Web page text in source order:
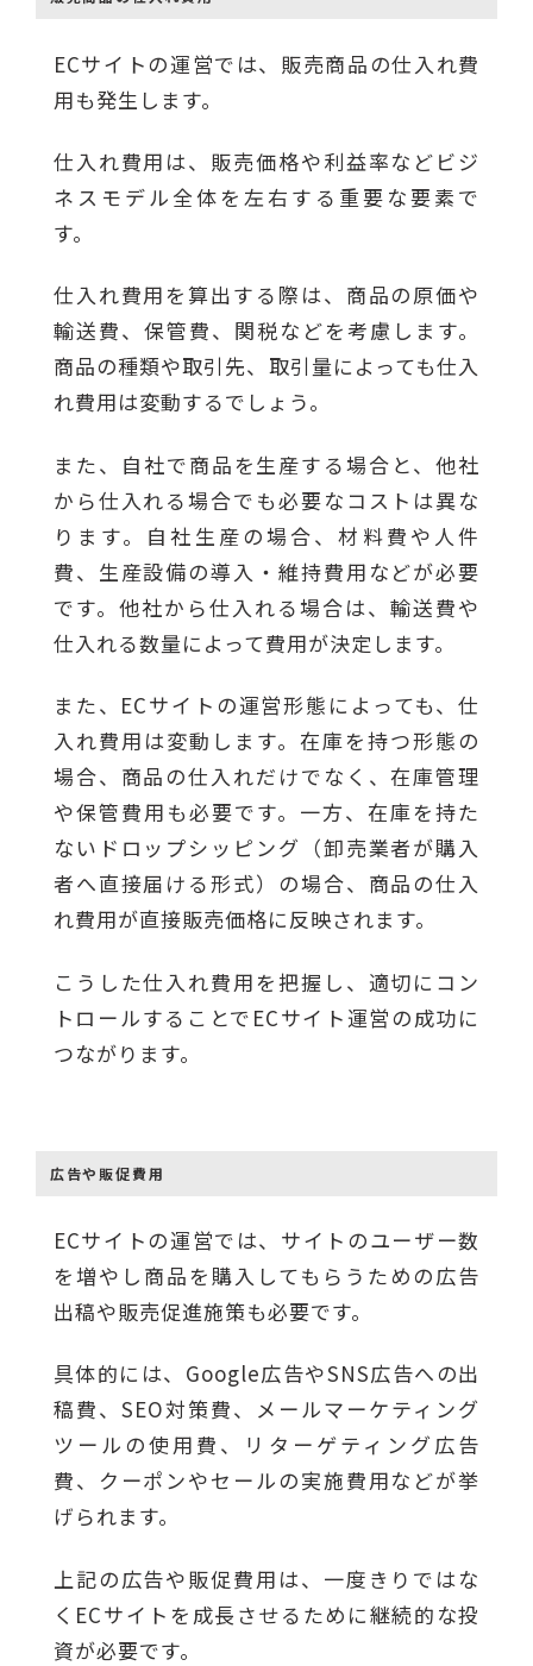
ECサイトの運営では、販売商品の仕入れ費
用も発生します。
仕入れ費用は、販売価格や利益率などビジ
ネスモデル全体を左右する重要な要素で
す。
仕入れ費用を算出する際は、商品の原価や
輸送費、保管費、関税などを考慮します。
商品の種類や取引先、取引量によっても仕入
れ費用は変動するでしょう。
また、自社で商品を生産する場合と、他社
から仕入れる場合でも必要なコストは異な
ります。自社生産の場合、材料費や人件
費、生産設備の導入・維持費用などが必要
です。他社から仕入れる場合は、輸送費や
仕入れる数量によって費用が決定します。
また、ECサイトの運営形態によっても、仕
入れ費用は変動します。在庫を持つ形態の
場合、商品の仕入れだけでなく、在庫管理
や保管費用も必要です。一方、在庫を持た
ないドロップシッピング（卸売業者が購入
者へ直接届ける形式）の場合、商品の仕入
れ費用が直接販売価格に反映されます。
こうした仕入れ費用を把握し、適切にコン
トロールすることでECサイト運営の成功に
つながります。
広告や販促費用
ECサイトの運営では、サイトのユーザー数
を増やし商品を購入してもらうための広告
出稿や販売促進施策も必要です。
具体的には、Google広告やSNS広告への出
稿費、SEO対策費、メールマーケティング
ツールの使用費、リターゲティング広告
費、クーポンやセールの実施費用などが挙
げられます。
上記の広告や販促費用は、一度きりではな
くECサイトを成長させるために継続的な投
資が必要です。